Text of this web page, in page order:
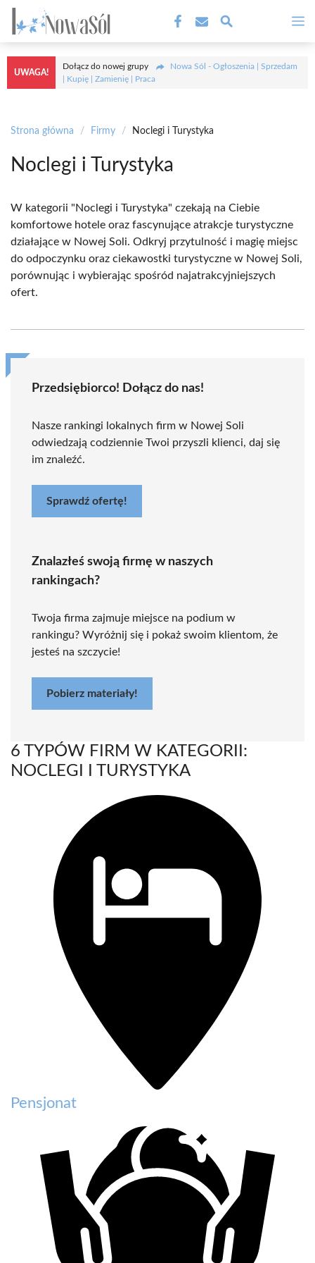
Przejdź
treści
UWAGA!
Dołącz do nowej grupy
Nowa Sól - Ogłoszenia | Sprzedam
| Kupię | Zamienię | Praca
Strona główna / Firmy / Noclegi i Turystyka
Noclegi i Turystyka
W kategorii "Noclegi i Turystyka" czekają na Ciebie
komfortowe hotele oraz fascynujące atrakcje turystyczne
działające w Nowej Soli. Odkryj przytulność i magię miejsc
do odpoczynku oraz ciekawostki turystyczne w Nowej Soli,
porównując i wybierając spośród najatrakcyjniejszych
ofert.
Przedsiębiorco! Dołącz do nas!
Nasze rankingi lokalnych firm w Nowej Soli
odwiedzają codziennie Twoi przyszli klienci, daj się
im znaleźć.
Sprawdź ofertę!
Znalazłeś swoją firmę w naszych
rankingach?
Twoja firma zajmuje miejsce na podium w
rankingu? Wyróżnij się i pokaż swoim klientom, że
jesteś na szczycie!
Pobierz materiały!
6 TYPÓW FIRM W KATEGORII:
NOCLEGI I TURYSTYKA
Pensjonat